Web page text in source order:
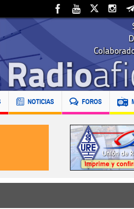
NOTICIAS FOROS